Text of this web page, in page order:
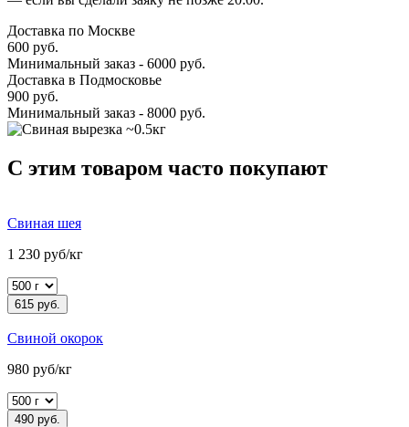
Доставка по Москве
600 руб.
Минимальный заказ - 6000 руб.
Доставка в Подмосковье
900 руб.
Минимальный заказ - 8000 руб.
C этим товаром часто покупают
Свиная шея
1 230 руб/кг
615 руб.
Свиной окорок
980 руб/кг
490 руб.